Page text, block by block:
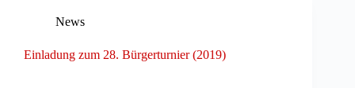
News
Einladung zum 28. Bürgerturnier (2019)